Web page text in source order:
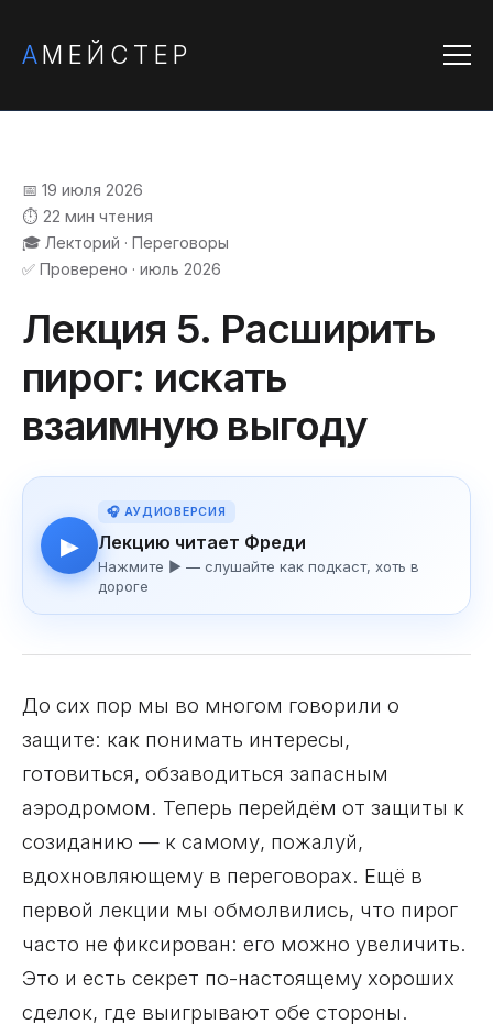
АМЕЙСТЕР
📅 19 июля 2026
⏱️ 22 мин чтения
🎓 Лекторий · Переговоры
✅ Проверено · июль 2026
Лекция 5. Расширить
пирог: искать
взаимную выгоду
▶
🎧 АУДИОВЕРСИЯ
Лекцию читает Фреди
Нажмите ▶ — слушайте как подкаст, хоть в
дороге
До сих пор мы во многом говорили о
защите: как понимать интересы,
готовиться, обзаводиться запасным
аэродромом. Теперь перейдём от защиты к
созиданию — к самому, пожалуй,
вдохновляющему в переговорах. Ещё в
первой лекции мы обмолвились, что пирог
часто не фиксирован: его можно увеличить.
Это и есть секрет по-настоящему хороших
сделок, где выигрывают обе стороны.